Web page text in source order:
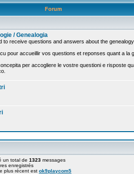
Forum
/ Genealogia
to receive questions and answers about the
pour accueillir vos questions et reponses quant a la
per accogliere le vostre questioni e risposte
un total de 1323 messages
enregistrés
plus récent est ok9playcom5